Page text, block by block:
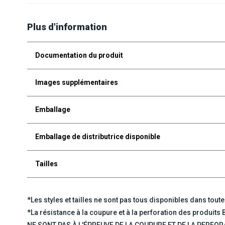
Plus d'information
Documentation du produit
Images supplémentaires
Emballage
Emballage de distributrice disponible
Tailles
*Les styles et tailles ne sont pas tous disponibles dans
*La résistance à la coupure et à la perforation des produits